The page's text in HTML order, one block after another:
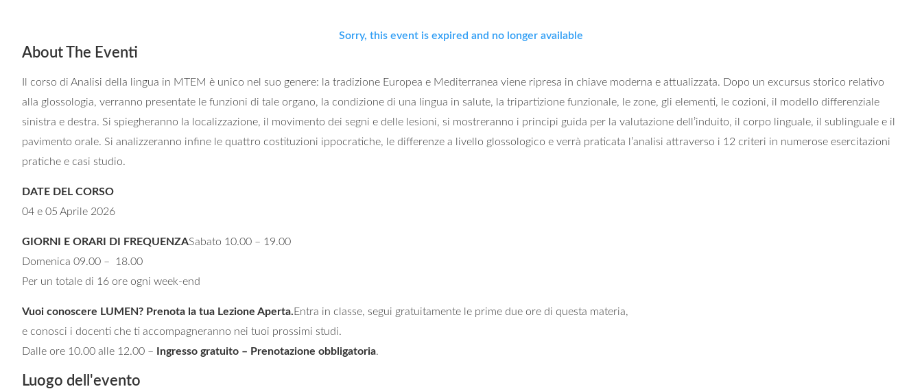
Sorry, this event is expired and no longer available
About The Eventi
Il corso di Analisi della lingua in MTEM è unico nel suo genere: la tradizione Europea e Mediterranea viene ripresa in chiave moderna e attualizzata. Dopo un excursus storico relativo
alla glossologia, verranno presentate le funzioni di tale organo, la condizione di una lingua in salute, la tripartizione funzionale, le zone, gli elementi, le cozioni, il modello differenziale
sinistra e destra. Si spiegheranno la localizzazione, il movimento dei segni e delle lesioni, si mostreranno i principi guida per la valutazione dell’induito, il corpo linguale, il sublinguale e il
pavimento orale. Si analizzeranno infine le quattro costituzioni ippocratiche, le differenze a livello glossologico e verrà praticata l’analisi attraverso i 12 criteri in numerose esercitazioni
pratiche e casi studio.
DATE DEL CORSO
04 e 05 Aprile 2026
GIORNI E ORARI DI FREQUENZASabato 10.00 – 19.00
Domenica 09.00 – 18.00
Per un totale di 16 ore ogni week-end
Vuoi conoscere LUMEN? Prenota la tua Lezione Aperta.Entra in classe, segui gratuitamente le prime due ore di questa materia,
e conosci i docenti che ti accompagneranno nei tuoi prossimi studi.
Dalle ore 10.00 alle 12.00 – Ingresso gratuito – Prenotazione obbligatoria.
Luogo dell'evento